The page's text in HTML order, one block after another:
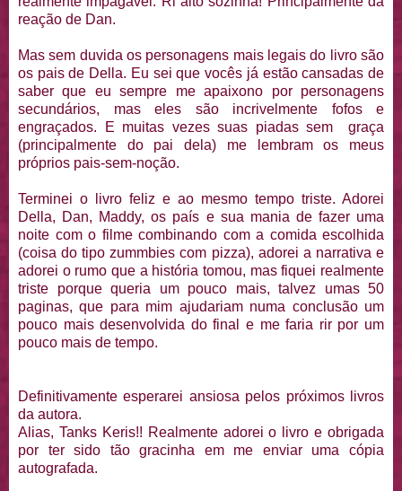
reação de Dan.
Mas sem duvida os personagens mais legais do livro são
os pais de Della. Eu sei que vocês já estão cansadas de
saber que eu sempre me apaixono por personagens
secundários, mas eles são incrivelmente fofos e
engraçados. E muitas vezes suas piadas sem graça
(principalmente do pai dela) me lembram os meus
próprios pais-sem-noção.
Terminei o livro feliz e ao mesmo tempo triste. Adorei
Della, Dan, Maddy, os país e sua mania de fazer uma
noite com o filme combinando com a comida escolhida
(coisa do tipo zummbies com pizza), adorei a narrativa e
adorei o rumo que a história tomou, mas fiquei realmente
triste porque queria um pouco mais, talvez umas 50
paginas, que para mim ajudariam numa conclusão um
pouco mais desenvolvida do final e me faria rir por um
pouco mais de tempo.
Definitivamente esperarei ansiosa pelos próximos livros
da autora.
Alias, Tanks Keris!! Realmente adorei o livro e obrigada
por ter sido tão gracinha em me enviar uma cópia
autografada.